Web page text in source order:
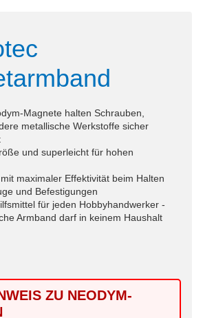
Magnete halten Schrauben,
metallische Werkstoffe sicher
und superleicht für hohen
maximaler Effektivität beim Halten
und Befestigungen
für jeden Hobbyhandwerker -
Armband darf in keinem Haushalt
ZU NEODYM-